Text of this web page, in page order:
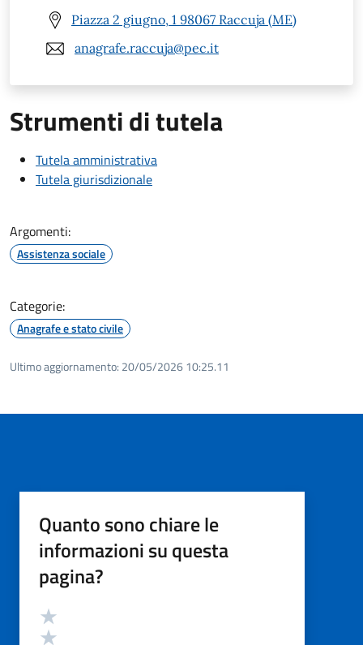
Piazza 2 giugno, 1 98067 Raccuja (ME)
anagrafe.raccuja@pec.it
Strumenti di tutela
Tutela amministrativa
Tutela giurisdizionale
Argomenti:
Assistenza sociale
Categorie:
Anagrafe e stato civile
Ultimo aggiornamento: 20/05/2026 10:25.11
Quanto sono chiare le
informazioni su questa
pagina?
Valutazione